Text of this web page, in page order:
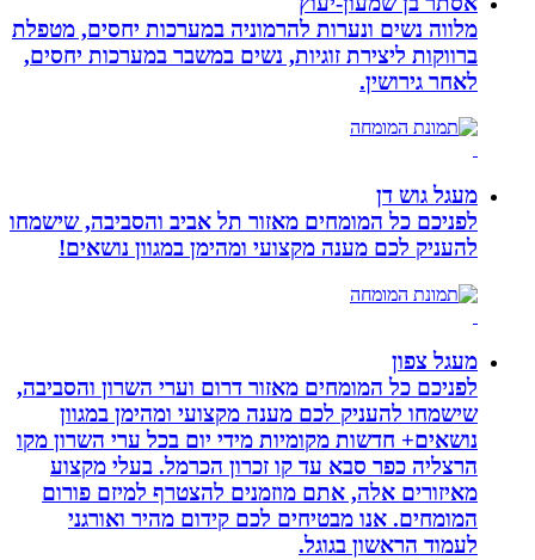
מלווה נשים ונערות להרמוניה במערכות יחסים, מטפלת
ברווקות ליצירת זוגיות, נשים במשבר במערכות יחסים,
לאחר גירושין.
מעגל גוש דן
לפניכם כל המומחים מאזור תל אביב והסביבה, שישמחו
להעניק לכם מענה מקצועי ומהימן במגוון נושאים!
מעגל צפון
לפניכם כל המומחים מאזור דרום וערי השרון והסביבה,
שישמחו להעניק לכם מענה מקצועי ומהימן במגוון
נושאים+ חדשות מקומיות מידי יום בכל ערי השרון מקו
הרצליה כפר סבא עד קו זכרון הכרמל. בעלי מקצוע
מאיזורים אלה, אתם מוזמנים להצטרף למיזם פורום
המומחים. אנו מבטיחים לכם קידום מהיר ואורגני
לעמוד הראשון בגוגל.